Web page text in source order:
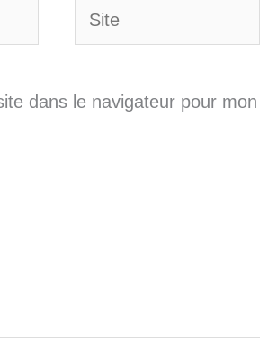
Site
dans le navigateur pour mon